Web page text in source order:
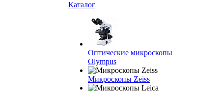
Каталог
Оптические микроскопы
Olympus
Микроскопы Zeiss